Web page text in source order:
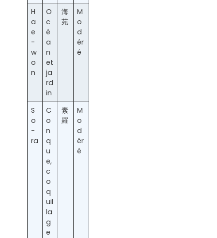
H
a
e
-
w
o
n
O
c
é
a
n
et
ja
rd
in
海
苑
M
o
d
ér
é
S
o
-
ra
C
o
n
q
u
e,
c
o
q
uil
la
g
e
素
羅
M
o
d
ér
é